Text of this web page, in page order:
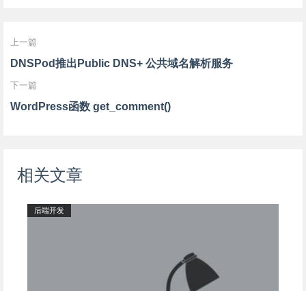
上一篇
DNSPod推出Public DNS+ 公共域名解析服务
下一篇
WordPress函数 get_comment()
相关文章
后端开发